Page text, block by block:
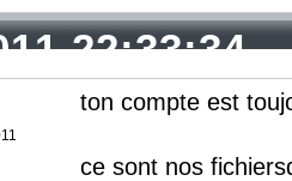
22:33:34
ton compte est
ce sont nos